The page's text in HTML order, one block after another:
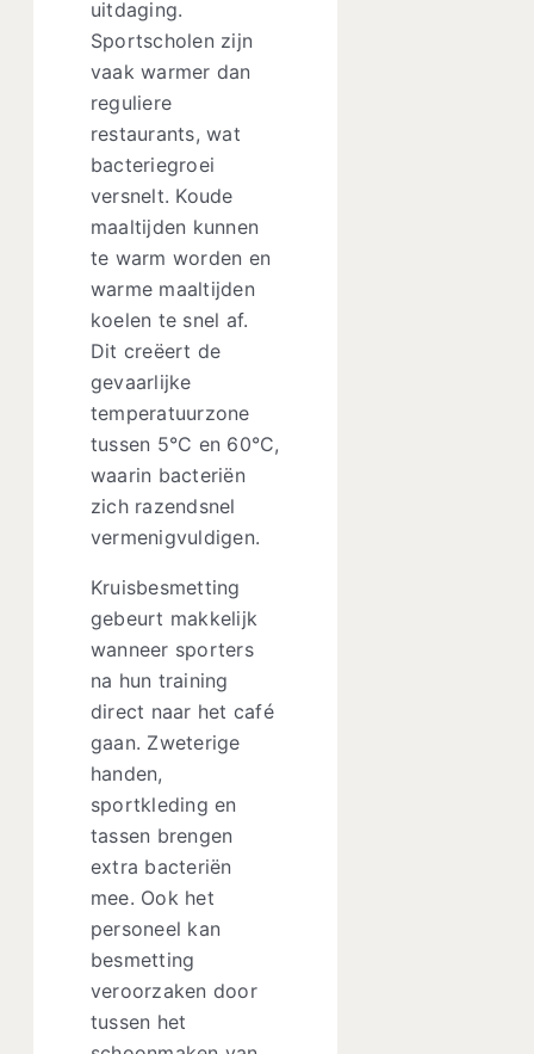
uitdaging.
Sportscholen zijn
vaak warmer dan
reguliere
restaurants, wat
bacteriegroei
versnelt. Koude
maaltijden kunnen
te warm worden en
warme maaltijden
koelen te snel af.
Dit creëert de
gevaarlijke
temperatuurzone
tussen 5°C en 60°C,
waarin bacteriën
zich razendsnel
vermenigvuldigen.
Kruisbesmetting
gebeurt makkelijk
wanneer sporters
na hun training
direct naar het café
gaan. Zweterige
handen,
sportkleding en
tassen brengen
extra bacteriën
mee. Ook het
personeel kan
besmetting
veroorzaken door
tussen het